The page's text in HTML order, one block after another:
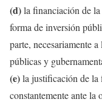
(d)la financiación de
forma de inversión
parte, necesariamente
públicas y
(e)la justificación de la
constantemente ante la